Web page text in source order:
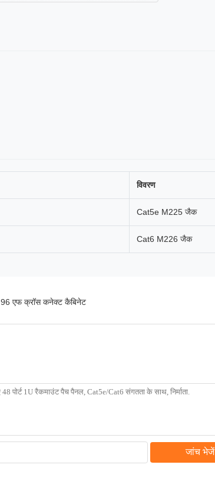
विवरण
Cat5e M225 जैक
Cat6 M226 जैक
96 एफ क्रॉस कनेक्ट कैबिनेट
जांच भेजें